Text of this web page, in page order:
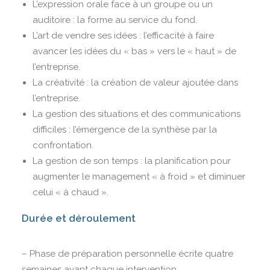
L’expression orale face à un groupe ou un
auditoire : la forme au service du fond.
L’art de vendre ses idées : l’efficacité à faire
avancer les idées du « bas » vers le « haut » de
l’entreprise.
La créativité : la création de valeur ajoutée dans
l’entreprise.
La gestion des situations et des communications
difficiles : l’émergence de la synthèse par la
confrontation.
La gestion de son temps : la planification pour
augmenter le management « à froid » et diminuer
celui « à chaud ».
Durée et déroulement
– Phase de préparation personnelle écrite quatre